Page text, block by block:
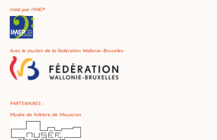
Initié par l'IMEP
Avec le soutien de la Fédération Wallonie-Bruxelles
PARTENAIRES :
Musée de Folklore de Mouscron